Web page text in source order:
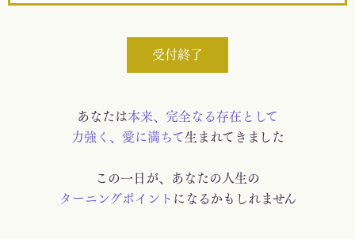
受付終了
あなたは本来、完全なる存在として
力強く、愛に満ちて生まれてきました
この一日が、あなたの人生の
ターニングポイント になるかもしれません